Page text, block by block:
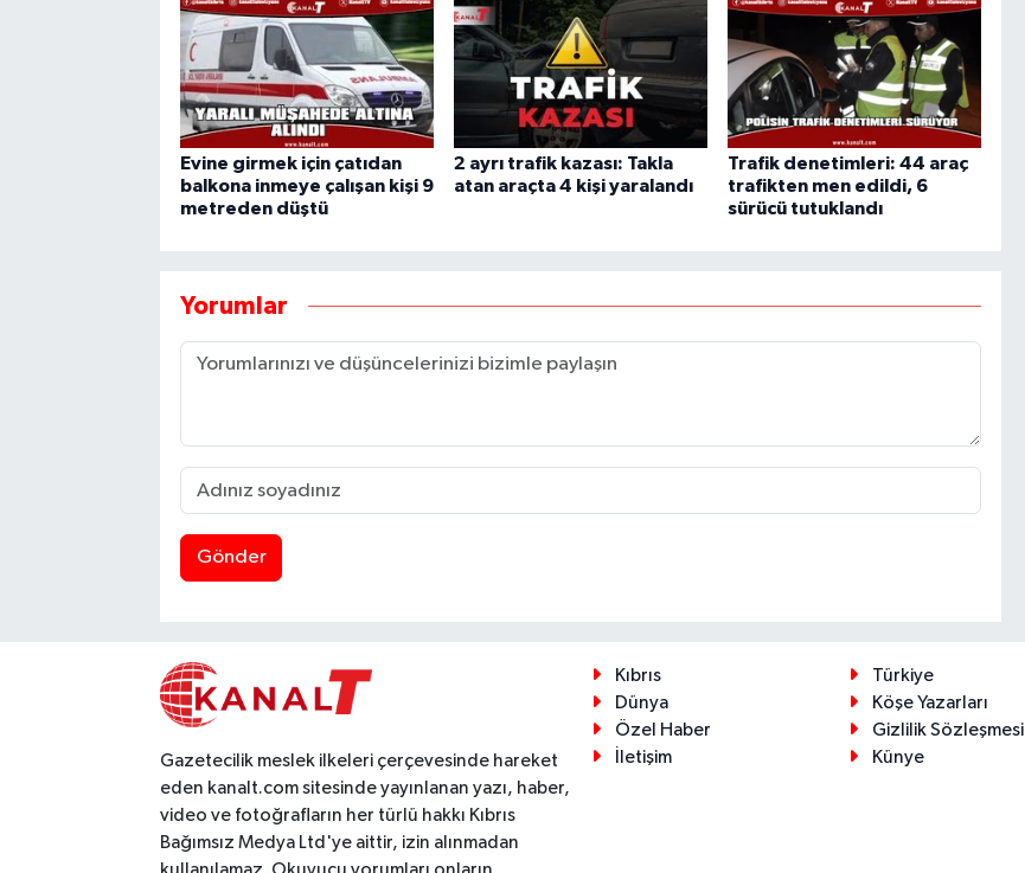
Evine girmek için çatıdan
balkona inmeye çalışan kişi 9
metreden düştü
2 ayrı trafik kazası: Takla
atan araçta 4 kişi yaralandı
Trafik denetimleri: 44 araç
trafikten men edildi, 6
sürücü tutuklandı
Yorumlar
Gönder
Gazetecilik meslek ilkeleri çerçevesinde hareket
eden kanalt.com sitesinde yayınlanan yazı, haber,
video ve fotoğrafların her türlü hakkı Kıbrıs
Bağımsız Medya Ltd'ye aittir, izin alınmadan
Kıbrıs
Türkiye
Dünya
Köşe Yazarları
Özel Haber
Gizlilik Sözleşmesi
İletişim
Künye